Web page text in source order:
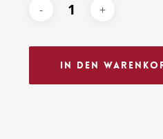
In Den